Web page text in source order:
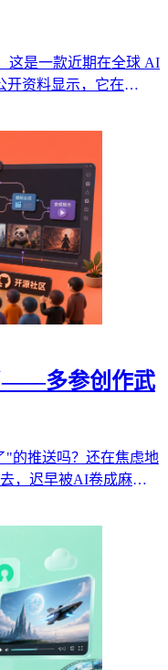
这是一款近期在全球 AI
开资料显示，它在
运动稳定性和音视频同
——多参创作武
"的推送吗？还在焦虑地
，迟早被AI卷成麻